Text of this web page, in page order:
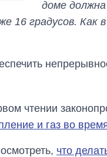
доме
16 градусов. Как
чтении
и газ во
что